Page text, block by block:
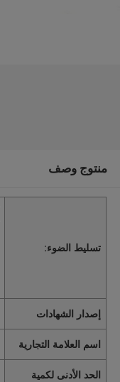
منتوج وصف
تسليط الضوء:
إصدار الشهادات
اسم العلامة التجارية
الحد الأدنى لكمية